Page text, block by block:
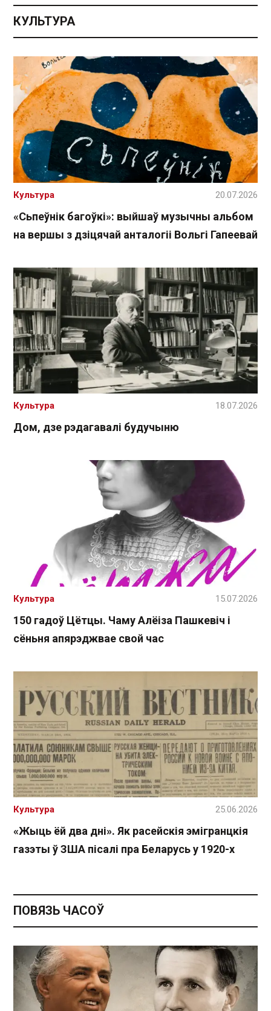
КУЛЬТУРА
«Сьпеўнік багоўкі»: выйшаў музычны альбом
на вершы з дзіцячай анталогіі Вольгі Гапеевай
Культура 20.07.2026
Дом, дзе рэдагавалі будучыню
Культура 18.07.2026
150 гадоў Цётцы. Чаму Алёіза Пашкевіч і
сёньня апярэджвае свой час
Культура 15.07.2026
«Жыць ёй два дні». Як расейскія эмігранцкія
газэты ў ЗША пісалі пра Беларусь у 1920-х
Культура 25.06.2026
ПОВЯЗЬ ЧАСОЎ